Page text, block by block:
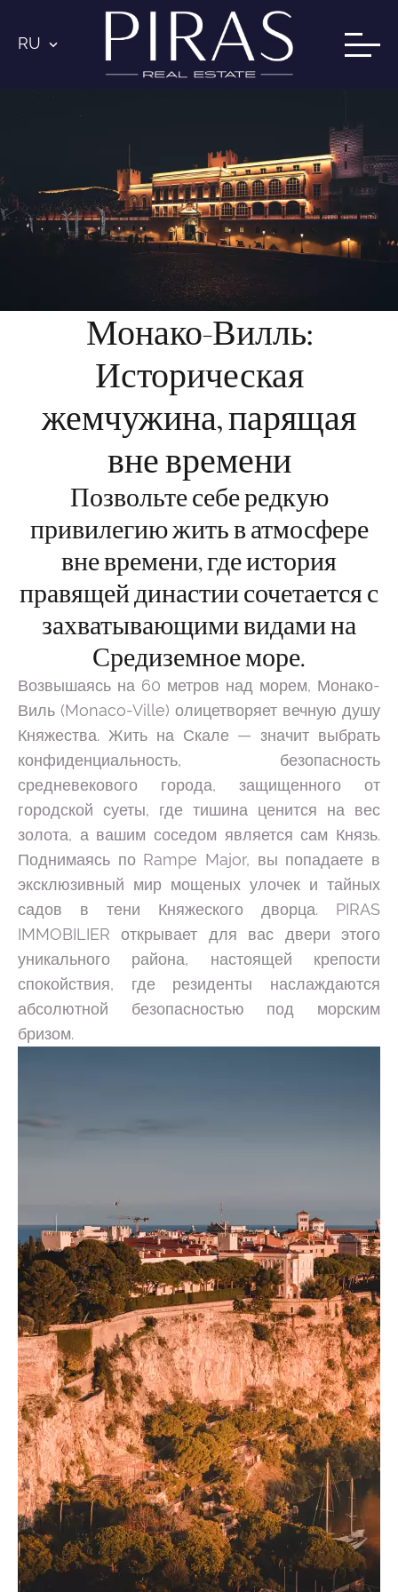
RU
Монако-Вилль:
Историческая
жемчужина, парящая
вне времени
Позвольте себе редкую
привилегию жить в атмосфере
вне времени, где история
правящей династии сочетается с
захватывающими видами на
Средиземное море.
Возвышаясь на 60 метров над морем, Монако-
Виль (Monaco-Ville) олицетворяет вечную душу
Княжества. Жить на Скале — значит выбрать
конфиденциальность, безопасность
средневекового города, защищенного от
городской суеты, где тишина ценится на вес
золота, а вашим соседом является сам Князь.
Поднимаясь по Rampe Major, вы попадаете в
эксклюзивный мир мощеных улочек и тайных
садов в тени Княжеского дворца. PIRAS
IMMOBILIER открывает для вас двери этого
уникального района, настоящей крепости
спокойствия, где резиденты наслаждаются
абсолютной безопасностью под морским
бризом.